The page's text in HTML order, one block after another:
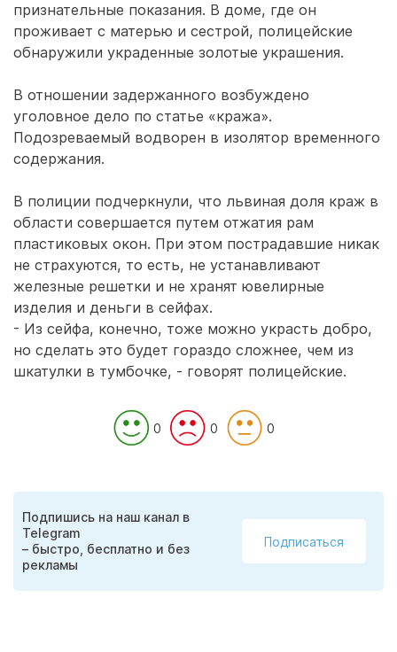
признательные показания. В доме, где он
проживает с матерью и сестрой, полицейские
обнаружили украденные золотые украшения.
В отношении задержанного возбуждено
уголовное дело по статье «кража».
Подозреваемый водворен в изолятор временного
содержания.
В полиции подчеркнули, что львиная доля краж в
области совершается путем отжатия рам
пластиковых окон. При этом пострадавшие никак
не страхуются, то есть, не устанавливают
железные решетки и не хранят ювелирные
изделия и деньги в сейфах.
- Из сейфа, конечно, тоже можно украсть добро,
но сделать это будет гораздо сложнее, чем из
шкатулки в тумбочке, - говорят полицейские.
0 0 0
Подпишись на наш канал в
Telegram
– быстро, бесплатно и без
рекламы
Подписаться